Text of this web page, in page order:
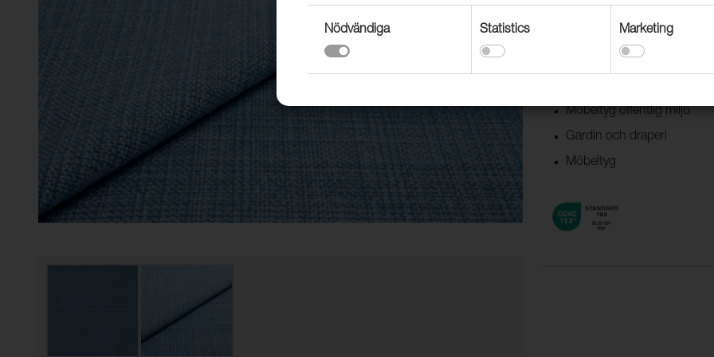
Användningsområden
Dekorationstextil
Möbeltyg offentlig miljö
Gardin och draperi
Möbeltyg
Nödvändiga Statistics Marketing